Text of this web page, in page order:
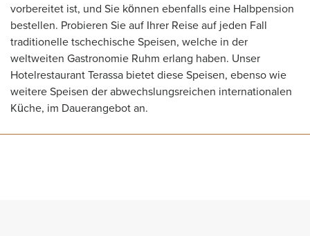
vorbereitet ist, und Sie können ebenfalls eine Halbpension
bestellen. Probieren Sie auf Ihrer Reise auf jeden Fall
traditionelle tschechische Speisen, welche in der
weltweiten Gastronomie Ruhm erlang haben. Unser
Hotelrestaurant Terassa bietet diese Speisen, ebenso wie
weitere Speisen der abwechslungsreichen internationalen
Küche, im Dauerangebot an.